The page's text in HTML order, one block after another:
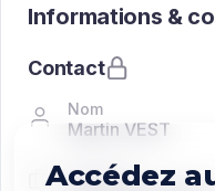
Informations &
Contact
Nom
Martin VEST
Fonction
Accédez